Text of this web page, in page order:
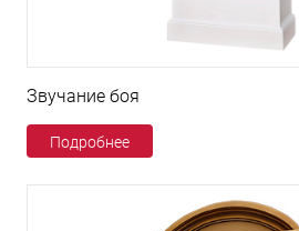
Звучание боя
Подробнее